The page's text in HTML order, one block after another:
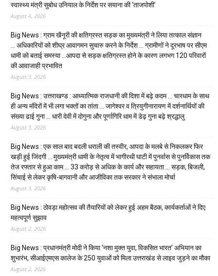
स्वास्थ्य मंत्री सुबोध उनियाल के निर्देश पर सयाना की ‘ताजपोशी’
August 4, 2026
Big News : ग्राम खैनूरी की क्षतिग्रस्त सड़क का मुख्यमंत्री ने लिया तत्काल संज्ञान
… अधिकारियों को शीघ्र आवागमन सुचारु करने के निर्देश … ग्रामीणों ने दूरभाष पर सीएम
धामी को बताई समस्या …आपदा से सड़क क्षतिग्रस्त होने के कारण लगभग 120 परिवारों
की आवाजाही प्रभावित
August 3, 2026
Big News : उत्तराखण्ड : आध्यात्मिक राजधानी की दिशा में बढ़े कदम … चारधाम के साथ
ही अन्य मंदिरों में भी लगा भक्तों का तांता … जागेश्वर व त्रियुगीनारायण में दर्शनार्थियों की
संख्या ढाई गुना … धारी देवी में दोगुना और पूर्णागिरि धाम में डेढ़ गुना बढ़े श्रद्धालु
August 3, 2026
Big News : एक साल बाद बदली धराली की तस्वीर, आपदा के मलबे से निकलकर फिर
खड़ी हुई जिंदगी … मुख्यमंत्री धामी के नेतृत्व में भागीरथी घाटी में पुनर्वास से पुनर्विकास तक
तेज रफ्तार से हुआ काम … ₹33 करोड़ से अधिक के कार्य और सहायता … सड़क, बिजली,
सिंचाई से लेकर कृषि-बागवानी और आजीविका तक सरकार ने संभाला मोर्चा
August 3, 2026
Big News : ठोवड़ा महोत्सव की तैयारियों को लेकर हुई अहम बैठक, कार्यकर्ताओं ने दिए
महत्वपूर्ण सुझाव
August 2, 2026
Big News : प्रधानमंत्री मोदी ने किया ‘नशा मुक्त युवा, विकसित भारत’ अभियान का
शुभारंभ, सीआईएमएस कालेज के 250 युवाओं को मिला उत्तराखंड से लाइव जुड़ने का मौका
August 2, 2026